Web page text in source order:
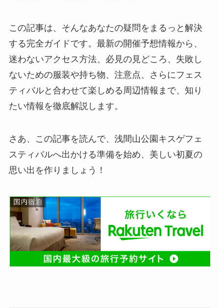
この記事は、そんなあなたの疑問をまるっと解決
する完全ガイドです。最新の開催予想情報から、
迷わないアクセス方法、必見の見どころ、失敗し
ないための服装や持ち物、注意点、さらにフェス
ティバルと合わせて楽しめる周辺情報まで、知り
たい情報を徹底解説します。
さあ、この記事を読んで、浅間山公園キスゲフェ
スティバルへ出かける準備を始め、美しい初夏の
思い出を作りましょう！